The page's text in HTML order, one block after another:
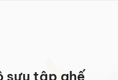
sưu tập ghế